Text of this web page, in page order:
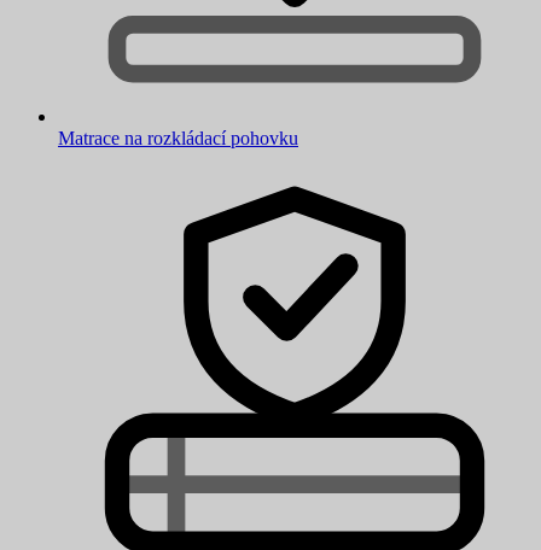
Matrace na rozkládací pohovku